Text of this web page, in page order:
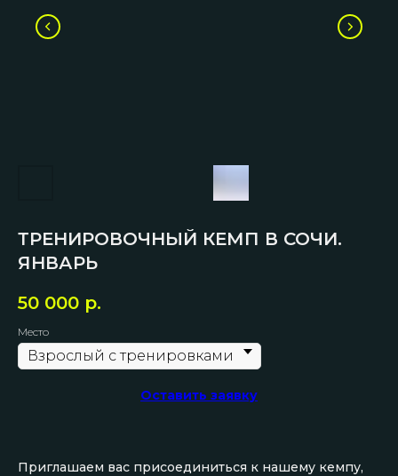
ТРЕНИРОВОЧНЫЙ КЕМП В СОЧИ.
ЯНВАРЬ
50 000 р.
Место
Оставить заявку
Приглашаем вас присоединиться к нашему кемпу,